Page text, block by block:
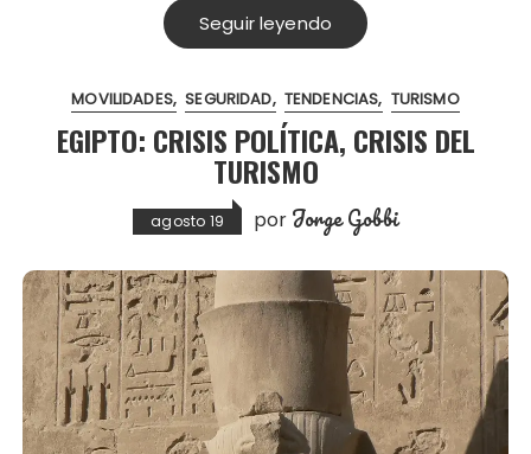
Seguir leyendo
MOVILIDADES SEGURIDAD TENDENCIAS TURISMO
EGIPTO: CRISIS POLÍTICA, CRISIS DEL
TURISMO
agosto 19 por Jorge Gobbi